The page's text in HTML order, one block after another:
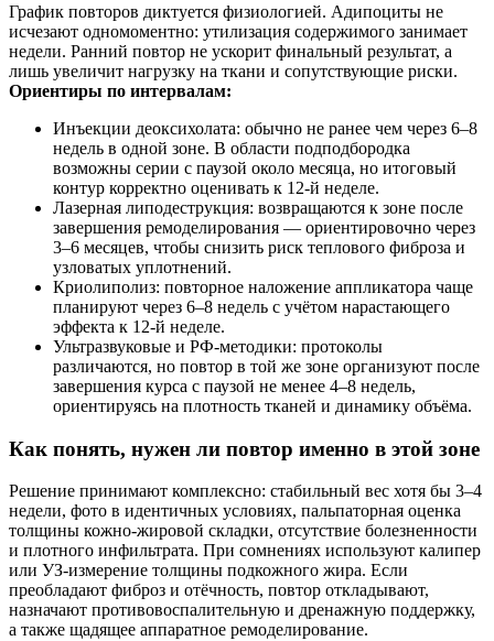
График повторов диктуется физиологией. Адипоциты не
исчезают одномоментно: утилизация содержимого занимает
недели. Ранний повтор не ускорит финальный результат, а
лишь увеличит нагрузку на ткани и сопутствующие риски.
Ориентиры по интервалам:
Инъекции деоксихолата: обычно не ранее чем через 6–8
недель в одной зоне. В области подподбородка
возможны серии с паузой около месяца, но итоговый
контур корректно оценивать к 12-й неделе.
Лазерная липодеструкция: возвращаются к зоне после
завершения ремоделирования — ориентировочно через
3–6 месяцев, чтобы снизить риск теплового фиброза и
узловатых уплотнений.
Криолиполиз: повторное наложение аппликатора чаще
планируют через 6–8 недель с учётом нарастающего
эффекта к 12-й неделе.
Ультразвуковые и РФ-методики: протоколы
различаются, но повтор в той же зоне организуют после
завершения курса с паузой не менее 4–8 недель,
ориентируясь на плотность тканей и динамику объёма.
Как понять, нужен ли повтор именно в этой зоне
Решение принимают комплексно: стабильный вес хотя бы 3–4
недели, фото в идентичных условиях, пальпаторная оценка
толщины кожно-жировой складки, отсутствие болезненности
и плотного инфильтрата. При сомнениях используют калипер
или УЗ-измерение толщины подкожного жира. Если
преобладают фиброз и отёчность, повтор откладывают,
назначают противовоспалительную и дренажную поддержку,
а также щадящее аппаратное ремоделирование.